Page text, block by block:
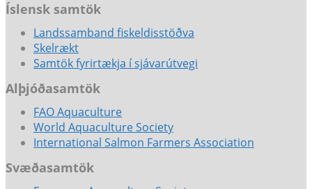
Íslensk samtök
Landssamband fiskeldisstöðva
Skelrækt
Samtök fyrirtækja í sjávarútvegi
Alþjóðasamtök
FAO Aquaculture
World Aquaculture Society
International Salmon Farmers Association
Svæðasamtök